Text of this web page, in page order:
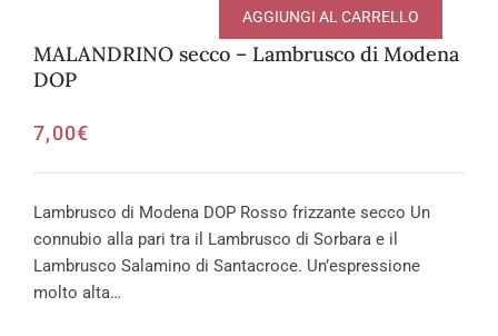
MALANDRINO secco – Lambrusco di Modena
DOP
7,00€
AGGIUNGI AL CARRELLO
Lambrusco di Modena DOP Rosso frizzante secco Un
connubio alla pari tra il Lambrusco di Sorbara e il
Lambrusco Salamino di Santacroce. Un’espressione
molto alta…